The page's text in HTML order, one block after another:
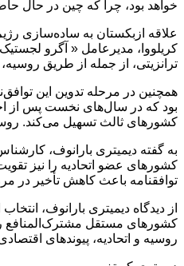
خواهد بود، چرا که چین در حال
علاقه ازبکستان به ساده‌سازی
ترانزیتی، از جمله از طریق
همچنین در مرحله تدوین این
کشورهای ثالث تسهیل می‌کند.
به گفته دیمیتری بارانوف،
کشورهای عضو اتحادیه را نیز
توافقنامه باعث کاهش تأخیر در
از دیدگاه دیمیتری بارانوف،
کشورهای مستقل مشترک‌المنافع
روسیه و اتحادیه، پیوندهای